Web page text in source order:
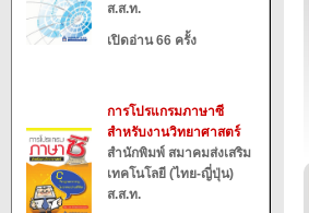
ส.ส.ท.
เปิดอ่าน 66 ครั้ง
การโปรแกรมภาษาซี
สำหรับงานวิทยาศาสตร์
สำนักพิมพ์ สมาคมส่งเสริม
เทคโนโลยี (ไทย-ญี่ปุ่น)
ส.ส.ท.